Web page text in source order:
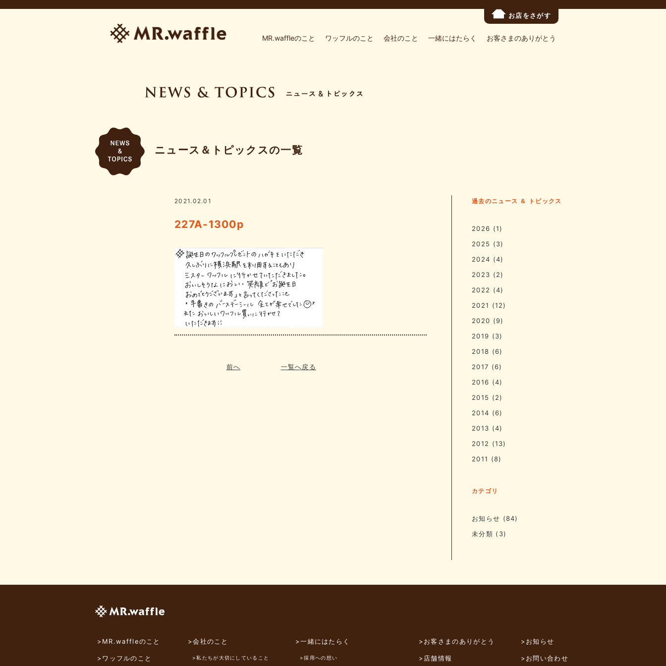
お店をさがす
MR.waffleのこと ワッフルのこと 会社のこと 一緒にはたらく お客さまのありがとう
ニュース＆トピックスの一覧
2021.02.01
227A-1300p
前へ 一覧へ戻る
過去のニュース ＆ トピックス
2026 (1)
2025 (3)
2024 (4)
2023 (2)
2022 (4)
2021 (12)
2020 (9)
2019 (3)
2018 (6)
2017 (6)
2016 (4)
2015 (2)
2014 (6)
2013 (4)
2012 (13)
2011 (8)
カテゴリ
お知らせ (84)
未分類 (3)
>MR.waffleのこと
>ワッフルのこと
>会社のこと
>私たちが大切にしていること
>一緒にはたらく
>採用への想い
>お客さまのありがとう
>店舗情報
>お知らせ
>お問い合わせ